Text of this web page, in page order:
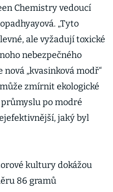
Chemistry vedoucí
„Tyto
ale vyžadují toxické
nebezpečného
nová „kvasinková modř“
zmírnit ekologické
po modré
jaký byl
kultury dokážou
86 gramů